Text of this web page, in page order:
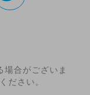
合がございま
ださい。